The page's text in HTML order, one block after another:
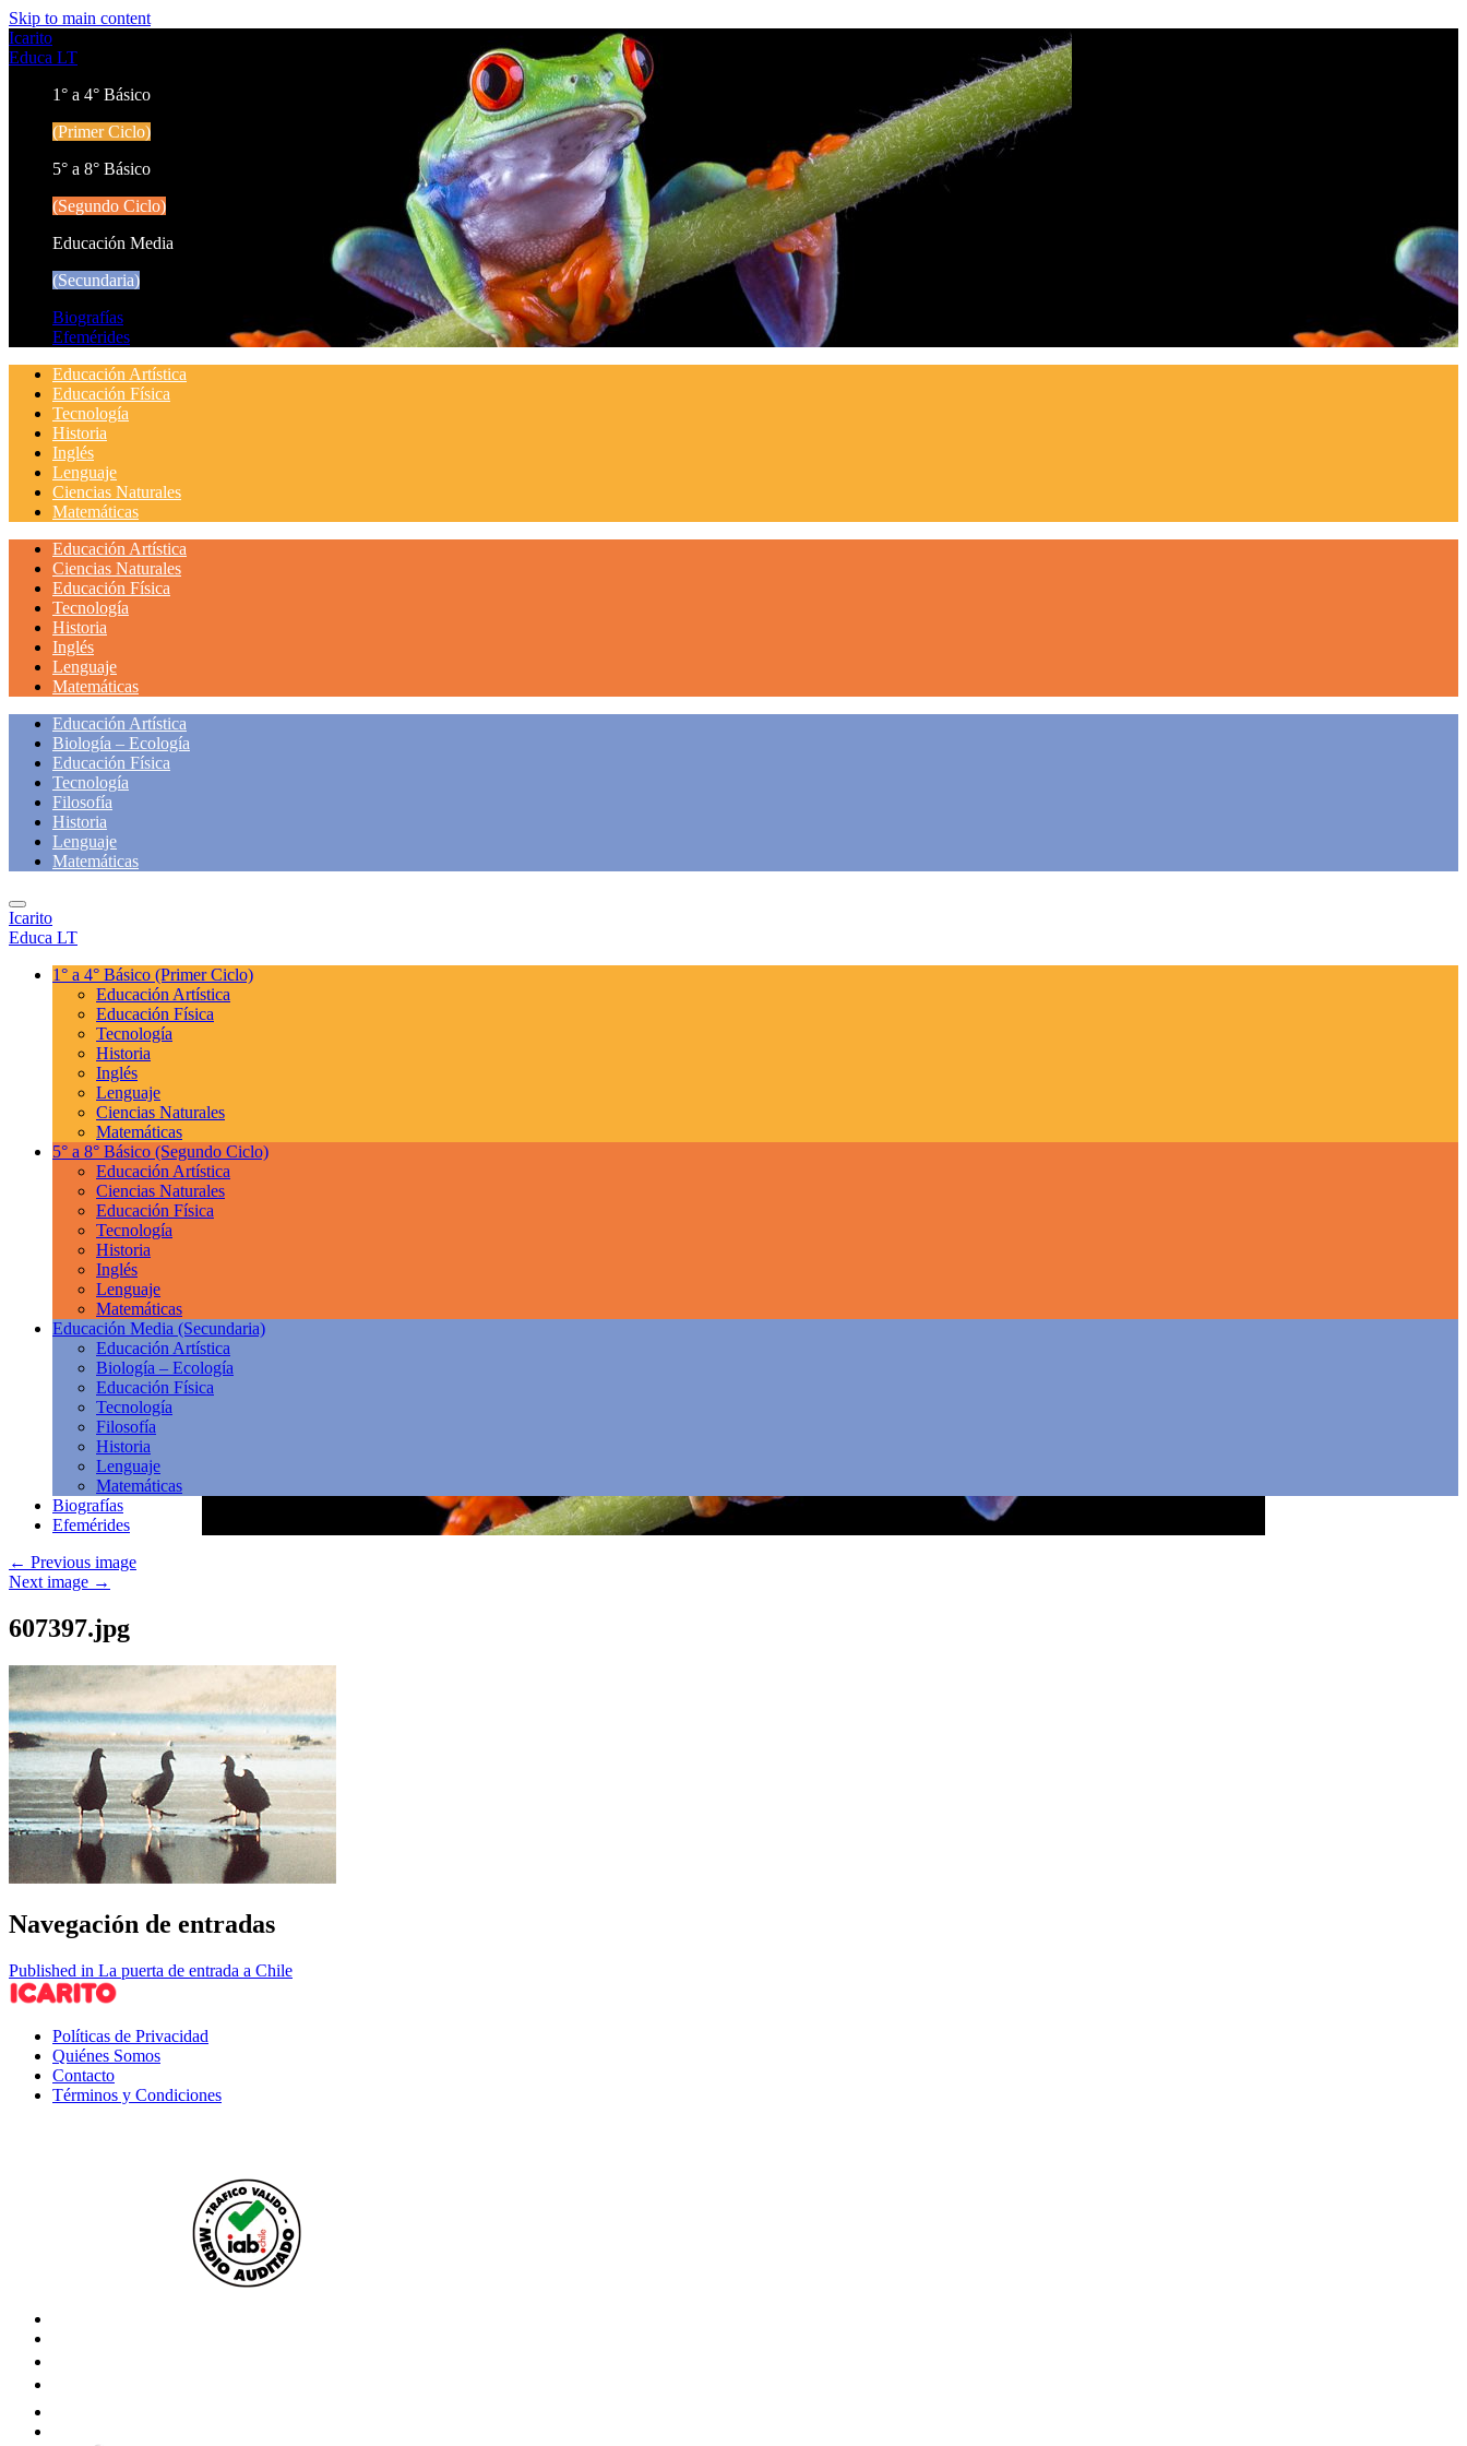
Skip to main content
Icarito
Educa LT
1° a 4° Básico
(Primer Ciclo)
5° a 8° Básico
(Segundo Ciclo)
Educación Media
(Secundaria)
Biografías
Efemérides
Educación Artística
Educación Física
Tecnología
Historia
Inglés
Lenguaje
Ciencias Naturales
Matemáticas
Educación Artística
Ciencias Naturales
Educación Física
Tecnología
Historia
Inglés
Lenguaje
Matemáticas
Educación Artística
Biología – Ecología
Educación Física
Tecnología
Filosofía
Historia
Lenguaje
Matemáticas
Icarito
Educa LT
1° a 4° Básico (Primer Ciclo)
Educación Artística
Educación Física
Tecnología
Historia
Inglés
Lenguaje
Ciencias Naturales
Matemáticas
5° a 8° Básico (Segundo Ciclo)
Educación Artística
Ciencias Naturales
Educación Física
Tecnología
Historia
Inglés
Lenguaje
Matemáticas
Educación Media (Secundaria)
Educación Artística
Biología – Ecología
Educación Física
Tecnología
Filosofía
Historia
Lenguaje
Matemáticas
Biografías
Efemérides
← Previous image
Next image →
607397.jpg
Navegación de entradas
Published in La puerta de entrada a Chile
Políticas de Privacidad
Quiénes Somos
Contacto
Términos y Condiciones